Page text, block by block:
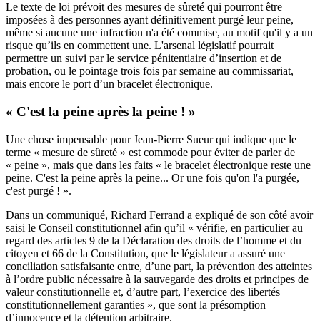
Le texte de loi prévoit des mesures de sûreté qui pourront être
imposées à des personnes ayant définitivement purgé leur peine,
même si aucune une infraction n'a été commise, au motif qu'il y a un
risque qu’ils en commettent une. L'arsenal législatif pourrait
permettre un suivi par le service pénitentiaire d’insertion et de
probation, ou le pointage trois fois par semaine au commissariat,
mais encore le port d’un bracelet électronique.
« C'est la peine après la peine ! »
Une chose impensable pour Jean-Pierre Sueur qui indique que le
terme « mesure de sûreté » est commode pour éviter de parler de
« peine », mais que dans les faits « le bracelet électronique reste une
peine. C'est la peine après la peine... Or une fois qu'on l'a purgée,
c'est purgé ! ».
Dans un communiqué, Richard Ferrand a expliqué de son côté avoir
saisi le Conseil constitutionnel afin qu’il « vérifie, en particulier au
regard des articles 9 de la Déclaration des droits de l’homme et du
citoyen et 66 de la Constitution, que le législateur a assuré une
conciliation satisfaisante entre, d’une part, la prévention des atteintes
à l’ordre public nécessaire à la sauvegarde des droits et principes de
valeur constitutionnelle et, d’autre part, l’exercice des libertés
constitutionnellement garanties », que sont la présomption
d’innocence et la détention arbitraire.